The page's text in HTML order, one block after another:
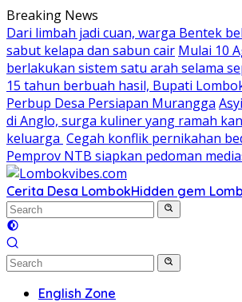
Skip
to
content
Breaking News
Dari limbah jadi cuan, warga Bentek
sabut kelapa dan sabun cair Mulai 10
berlakukan sistem satu arah selama
15 tahun berbuah hasil, Bupati
Perbup Desa Persiapan Murangga
di Anglo, surga kuliner yang ramah
keluarga Cegah konflik pernikahan
Pemprov NTB siapkan pedoman
Cerita Desa LombokHidden gem
English Zone